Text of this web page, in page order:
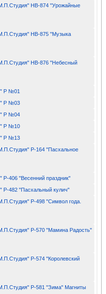
НВ-874 "Урожайные
НВ-875 "Музыка
НВ-876 "Небесный
Р №01
Р №03
Р №04
Р №10
Р №13
Р-164 "Пасхальное
406 "Весенний праздник"
Р-482 "Пасхальный кулич"
Р-498 "Символ года.
Р-570 "Мамина Радость"
Р-574 "Королевский
Р-581 "Зима" Магниты